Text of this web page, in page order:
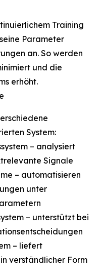
Training
Parameter
an. So werden
und die
erhöht.
System:
– analysiert
Signale
– automatisieren
unter
– unterstützt bei
– liefert
verständlicher Form